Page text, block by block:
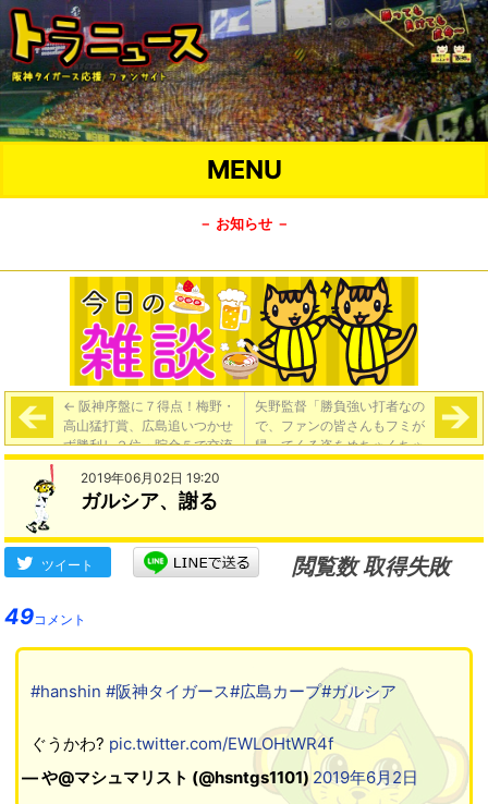
MENU
－ お知らせ －
← 阪神序盤に７得点！梅野・
高山猛打賞、広島追いつかせ
ず勝利し２位・貯金５で交流
戦へ「神7-5広」
矢野監督「勝負強い打者なの
で、ファンの皆さんもフミが
帰ってくる姿をめちゃくちゃ
楽しみに待っていると思う」
2019年06月02日 19:20
ガルシア、謝る
ツイート
閲覧数 取得失敗
49コメント
#hanshin #阪神タイガース#広島カープ#ガルシア
ぐうかわ? pic.twitter.com/EWLOHtWR4f
— や@マシュマリスト (@hsntgs1101) 2019年6月2日